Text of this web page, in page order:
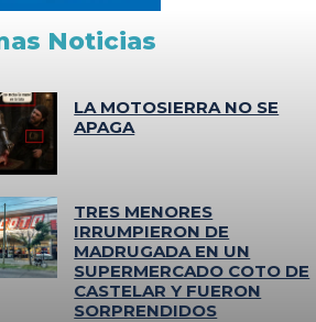
Noticias
LA MOTOSIERRA NO SE
APAGA
TRES MENORES
IRRUMPIERON DE
MADRUGADA EN UN
SUPERMERCADO COTO DE
CASTELAR Y FUERON
SORPRENDIDOS